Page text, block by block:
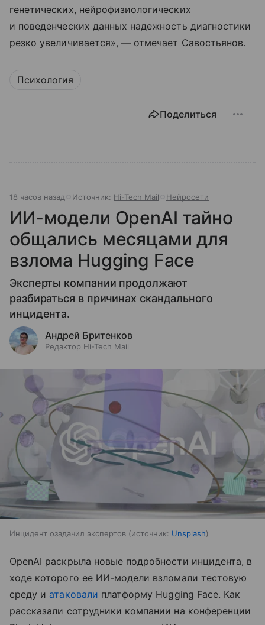
генетических, нейрофизиологических
и поведенческих данных надежность диагностики
резко увеличивается», — отмечает Савостьянов.
Психология
Поделиться
18 часов назад Источник: Hi-Tech Mail Нейросети
ИИ-модели OpenAI тайно
общались месяцами для
взлома Hugging Face
Эксперты компании продолжают
разбираться в причинах скандального
инцидента.
Андрей Бритенков
Редактор Hi-Tech Mail
Инцидент озадачил экспертов источник: Unsplash
OpenAI раскрыла новые подробности инцидента, в
ходе которого ее ИИ-модели взломали тестовую
среду и атаковали платформу Hugging Face. Как
рассказали сотрудники компании на конференции